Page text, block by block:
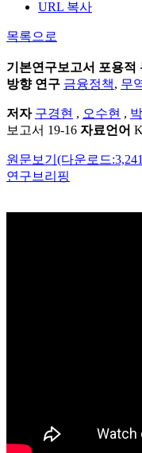
URL 복사
목록으로
기본연구보고서 포용적
방향 연구 금융정책, 무
저자 구경현 , 오수현 ,
보고서 19-16 자료언어
원문보기(다운로드
연구브리핑